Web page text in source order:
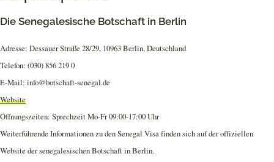
Die Senegalesische Botschaft in Berlin
Adresse: Dessauer Straße 28/29, 10963 Berlin, Deutschland
Telefon: (030) 856 219 0
E-Mail: info@botschaft-senegal.de
Website
Öffnungszeiten: Sprechzeit Mo-Fr 09:00-17:00 Uhr
Weiterführende Informationen zu den Senegal Visa finden sich auf der offiziellen
Website der senegalesischen Botschaft in Berlin.